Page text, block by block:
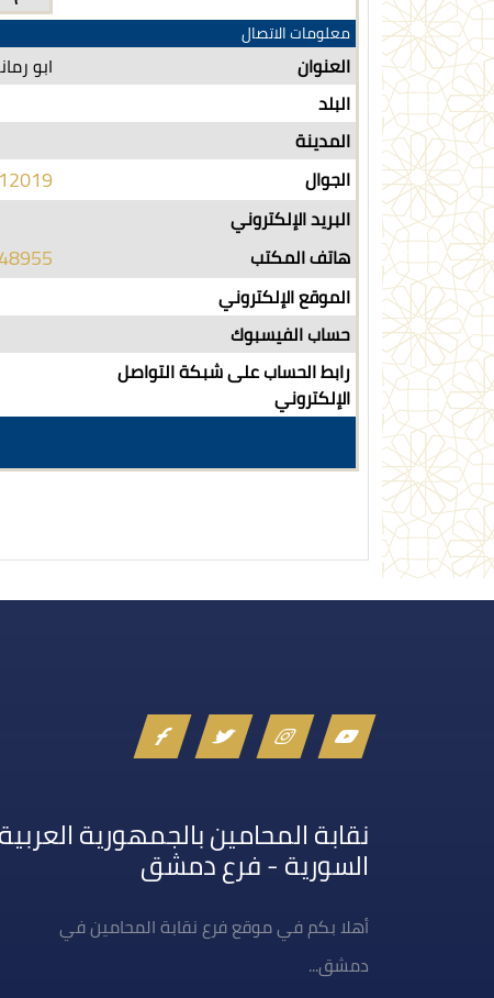
معلومات الاتصال
العنوان
ابو
البلد
المدينة
الجوال
البريد الإلكتروني
هاتف المكتب
الموقع الإلكتروني
حساب الفيسبوك
رابط الحساب على شبكة التواصل
الإلكتروني
نقابة المحامين بالجمهورية العربية
السورية - فرع دمشق
أهلا بكم في موقع فرع نقابة المحامين في
دمشق...